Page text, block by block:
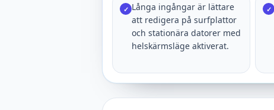
✓ Långa ingångar är lättare
att redigera på surfplattor
och stationära datorer med
helskärmsläge aktiverat.
✓